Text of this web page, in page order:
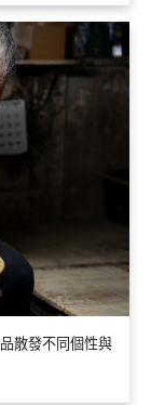
散發不同個性與